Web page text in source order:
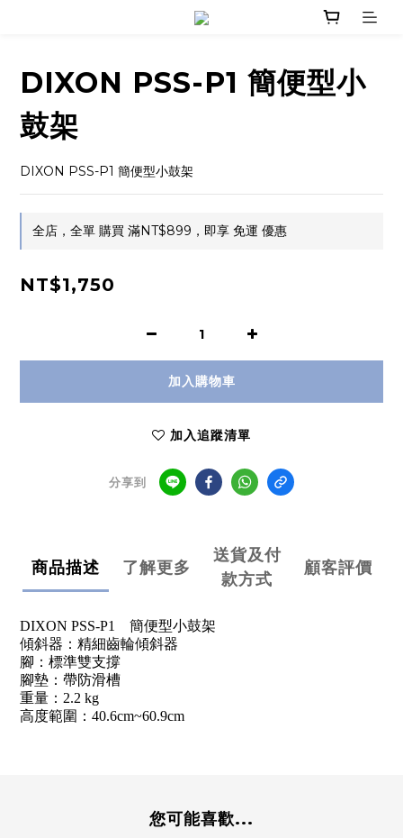
DIXON PSS-P1 簡便型小
鼓架
DIXON PSS-P1 簡便型小鼓架
全店，全單 購買 滿NT$899，即享 免運 優惠
NT$1,750
加入購物車
加入追蹤清單
分享到
商品描述 了解更多
送貨及付
款方式
顧客評價
DIXON PSS-P1 簡便型小鼓架
傾斜器：精細齒輪傾斜器
腳：標準雙支撐
腳墊：帶防滑槽
重量：2.2 kg
高度範圍：40.6cm~60.9cm
您可能喜歡...